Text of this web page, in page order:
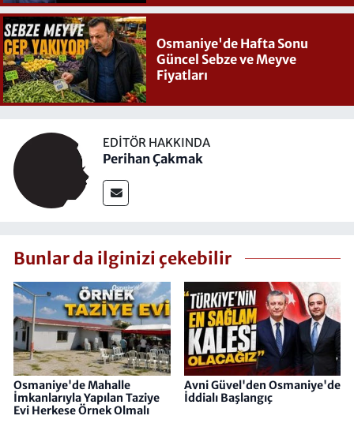
Osmaniye'de Hafta Sonu
Güncel Sebze ve Meyve
Fiyatları
EDITÖR HAKKINDA
Perihan Çakmak
Bunlar da ilginizi çekebilir
Osmaniye'de Mahalle
İmkanlarıyla Yapılan Taziye
Evi Herkese Örnek Olmalı
Avni Güvel'den Osmaniye'de
İddialı Başlangıç